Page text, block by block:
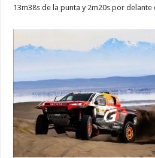
13m38s de la punta y 2m20s por delante